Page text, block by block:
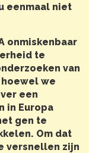
eenmaal niet
onmiskenbaar
te
van
hoewel we
een
in Europa
gen te
Om dat
versnellen zijn